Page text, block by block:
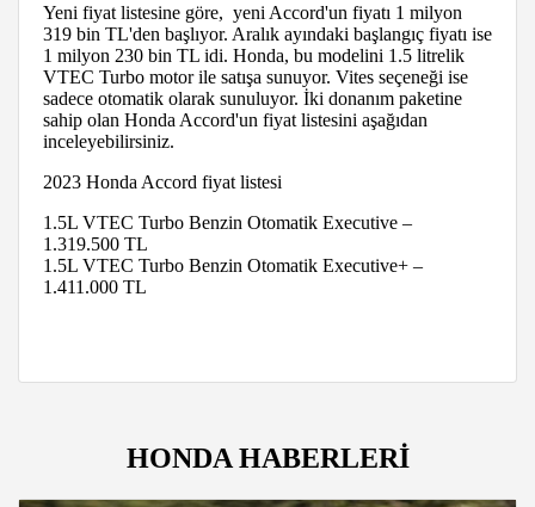
Yeni fiyat listesine göre, yeni Accord'un fiyatı 1 milyon
319 bin TL'den başlıyor. Aralık ayındaki başlangıç fiyatı ise
1 milyon 230 bin TL idi. Honda, bu modelini 1.5 litrelik
VTEC Turbo motor ile satışa sunuyor. Vites seçeneği ise
sadece otomatik olarak sunuluyor. İki donanım paketine
sahip olan Honda Accord'un fiyat listesini aşağıdan
inceleyebilirsiniz.
2023 Honda Accord fiyat listesi
1.5L VTEC Turbo Benzin Otomatik Executive –
1.319.500 TL
1.5L VTEC Turbo Benzin Otomatik Executive+ –
1.411.000 TL
HONDA HABERLERİ